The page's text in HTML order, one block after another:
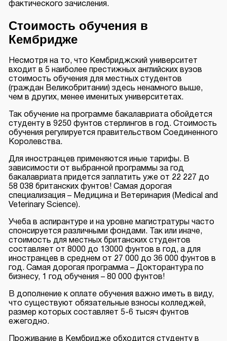
фактического зачисления.
Стоимость обучения в
Кембридже
Несмотря на то, что Кембриджский университет
входит в 5 наиболее престижных английских вузов
стоимость обучения для местных студентов
(граждан Великобритании) здесь ненамного выше,
чем в других, менее именитых университетах.
Так обучение на программе бакалавриата обойдется
студенту в 9250 фунтов стерлингов в год. Стоимость
обучения регулируется правительством Соединенного
Королевства.
Для иностранцев применяются иные тарифы. В
зависимости от выбранной программы за год
бакалавриата придется заплатить уже от 22 227 до
58 038 британских фунтов! Самая дорогая
специализация – Медицина и Ветеринария (Medical and
Veterinary Science).
Учеба в аспирантуре и на уровне магистратуры часто
спонсируется различными фондами. Так или иначе,
стоимость для местных британских студентов
составляет от 8000 до 13000 фунтов в год, а для
иностранцев в среднем от 27 000 до 36 000 фунтов в
год. Самая дорогая программа – Докторантура по
бизнесу, 1 год обучения – 80 000 фунтов!
В дополнение к оплате обучения важно иметь в виду,
что существуют обязательные взносы колледжей,
размер которых составляет 5-6 тысяч фунтов
ежегодно.
Проживание в Кембридже обходится студенту в